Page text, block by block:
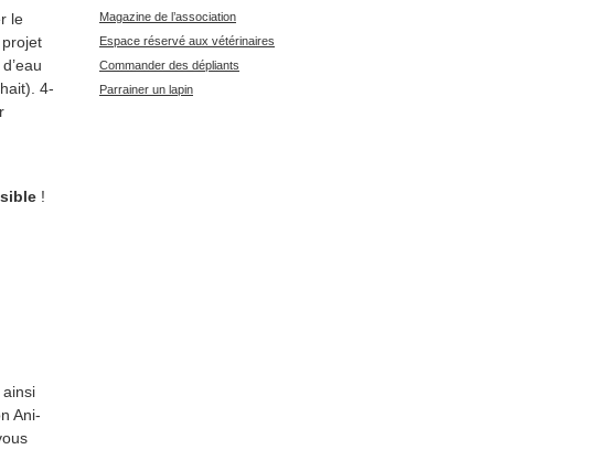
Magazine de l’association
Espace réservé aux vétérinaires
Commander des dépliants
Parrainer un lapin
le
4-
!
Ani-